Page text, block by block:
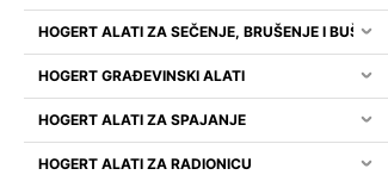
HOGERT ALATI ZA SEČENJE, BRUŠENJE I BUŠENJE
HOGERT GRAĐEVINSKI ALATI
HOGERT ALATI ZA SPAJANJE
HOGERT ALATI ZA RADIONICU